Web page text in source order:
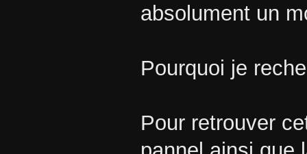
absolument un
Pourquoi je
Pour retrouver